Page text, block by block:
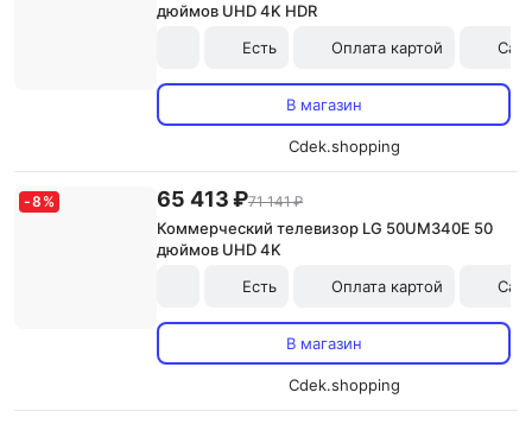
дюймов UHD 4K HDR
Есть
Оплата картой
В магазин
Cdek.shopping
-8 % 65 413 ₽71 141 ₽
Коммерческий телевизор LG 50UM340E 50
дюймов UHD 4K
Есть
Оплата картой
В магазин
Cdek.shopping